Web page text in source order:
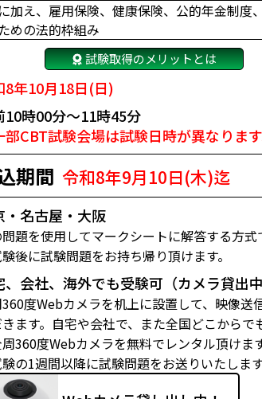
加え、雇用保険、健康保険、公的年金制度
めの法的枠組み
試験取得のメリットとは
8年10月18日(日)
10時00分～11時45分
CBT試験会場は試験日時が異なります
期間 令和8年9月10日(木)迄
・名古屋・大阪
題を使用してマークシートに解答する方式
後に試験問題をお持ち帰り頂けます。
、会社、海外でも受験可（カメラ貸出中
度Webカメラを机上に設置して、映像送
ます。自宅や会社で、また全国どこからで
360度Webカメラを無料でレンタル頂けま
の1週間以降に試験問題をお送りいたします